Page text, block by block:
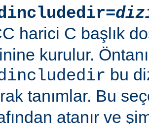
harici C başlık
kurulur.
bu
tanımlar. Bu
atanır ve